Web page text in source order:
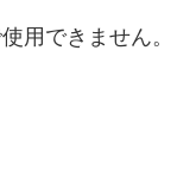
用できません。